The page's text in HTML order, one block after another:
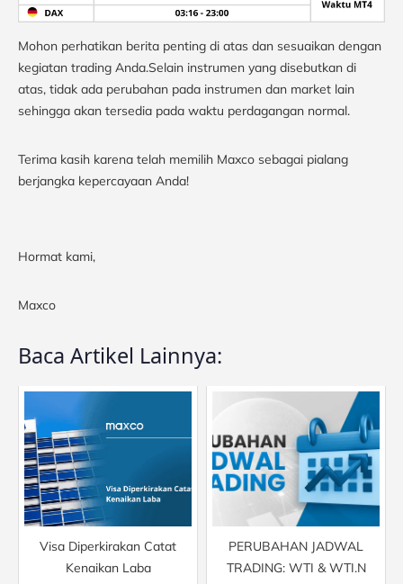
Mohon perhatikan berita penting di atas dan sesuaikan dengan
kegiatan trading Anda.Selain instrumen yang disebutkan di
atas, tidak ada perubahan pada instrumen dan market lain
sehingga akan tersedia pada waktu perdagangan normal.
Terima kasih karena telah memilih Maxco sebagai pialang
berjangka kepercayaan Anda!
Hormat kami,
Maxco
Baca Artikel Lainnya:
Visa Diperkirakan Catat
Kenaikan Laba
PERUBAHAN JADWAL
TRADING: WTI & WTI.N